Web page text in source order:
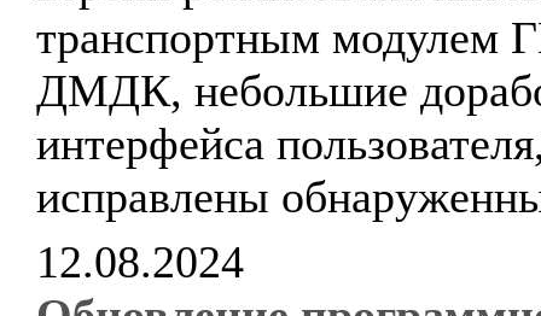
транспортным модулем
ДМДК, небольшие
интерфейса
исправлены
12.08.2024